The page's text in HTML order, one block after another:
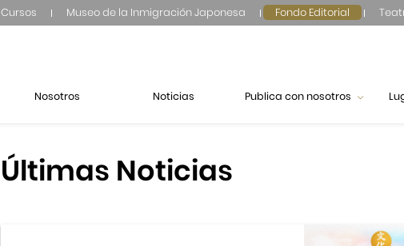
Cursos Museo de la Inmigración Japonesa Fondo Editorial
Nosotros Noticias Publica con nosotros
Últimas Noticias